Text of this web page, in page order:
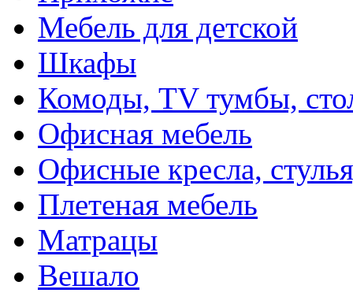
Мебель для детской
Шкафы
Комоды, TV тумбы,
Офисная мебель
Офисные кресла,
Плетеная мебель
Матрацы
Вешало